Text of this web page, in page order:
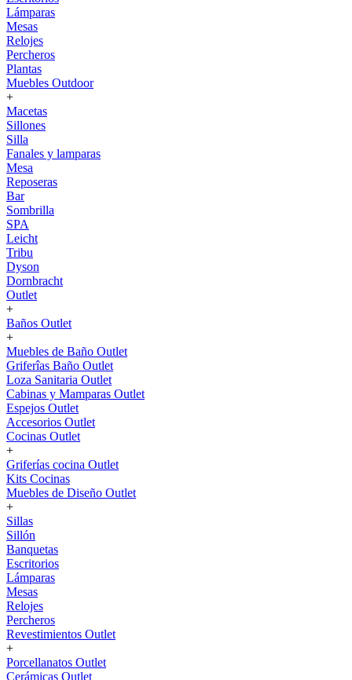
Lámparas
Mesas
Relojes
Percheros
Plantas
Muebles Outdoor
+
Macetas
Sillones
Silla
Fanales y lamparas
Mesa
Reposeras
Bar
Sombrilla
SPA
Leicht
Tribu
Dyson
Dornbracht
Outlet
+
Baños Outlet
+
Muebles de Baño Outlet
Griferîas Baño Outlet
Loza Sanitaria Outlet
Cabinas y Mamparas Outlet
Espejos Outlet
Accesorios Outlet
Cocinas Outlet
+
Griferías cocina Outlet
Kits Cocinas
Muebles de Diseño Outlet
+
Sillas
Sillón
Banquetas
Escritorios
Lámparas
Mesas
Relojes
Percheros
Revestimientos Outlet
+
Porcellanatos Outlet
Cerámicas Outlet